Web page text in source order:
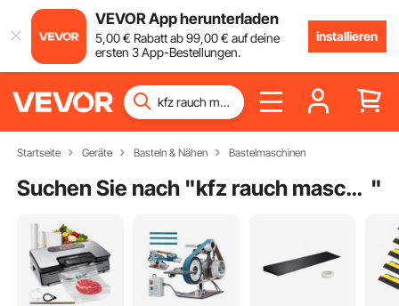
VEVOR App herunterladen
5,00€ Rabatt ab99,00€ auf deine
ersten 3 App-Bestellungen.
installieren
Startseite Geräte Basteln & Nähen Bastelmaschinen
Suchen Sie nach " kfz rauch maschine "